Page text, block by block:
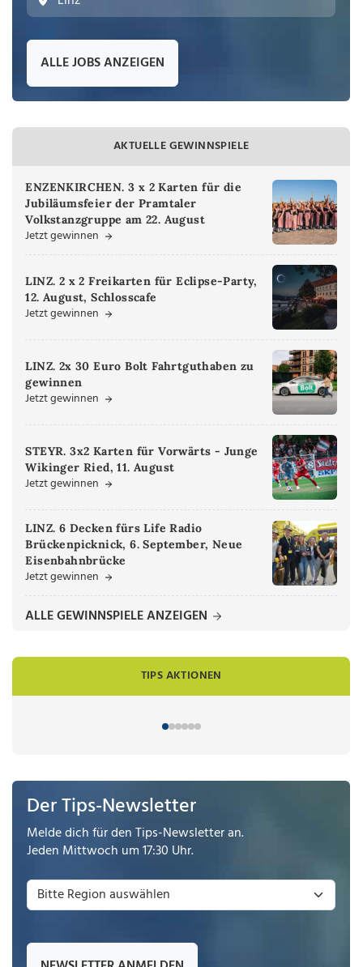
ALLE JOBS ANZEIGEN
AKTUELLE GEWINNSPIELE
ENZENKIRCHEN. 3 x 2 Karten für die
Jubiläumsfeier der Pramtaler
Volkstanzgruppe am 22. August
Jetzt gewinnen
LINZ. 2 x 2 Freikarten für Eclipse-Party,
12. August, Schlosscafe
Jetzt gewinnen
LINZ. 2x 30 Euro Bolt Fahrtguthaben zu
gewinnen
Jetzt gewinnen
STEYR. 3x2 Karten für Vorwärts - Junge
Wikinger Ried, 11. August
Jetzt gewinnen
LINZ. 6 Decken fürs Life Radio
Brückenpicknick, 6. September, Neue
Eisenbahnbrücke
Jetzt gewinnen
ALLE GEWINNSPIELE ANZEIGEN
TIPS AKTIONEN
Der Tips-Newsletter
Melde dich für den Tips-Newsletter an.
Jeden Mittwoch um 17:30 Uhr.